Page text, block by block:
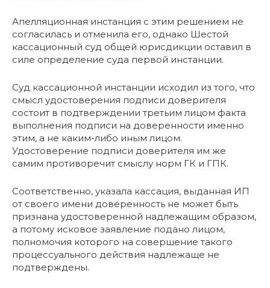
Апелляционная инстанция с этим решением не
согласилась и отменила его, однако Шестой
кассационный суд общей юрисдикции оставил в
силе определение суда первой инстанции.
Суд кассационной инстанции исходил из того, что
смысл удостоверения подписи доверителя
состоит в подтверждении третьим лицом факта
выполнения подписи на доверенности именно
этим, а не каким-либо иным лицом.
Удостоверение подписи доверителя им же
самим противоречит смыслу норм ГК и ГПК.
Соответственно, указала кассация, выданная ИП
от своего имени доверенность не может быть
признана удостоверенной надлежащим образом,
а потому исковое заявление подано лицом,
полномочия которого на совершение такого
процессуального действия надлежаще не
подтверждены.